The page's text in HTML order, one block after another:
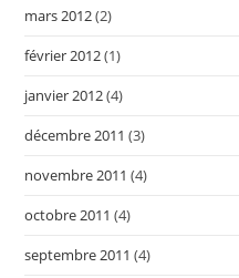
mars 2012(2)
février 2012(1)
janvier 2012(4)
décembre 2011 (3)
novembre 2011 (4)
octobre 2011 (4)
septembre 2011 (4)